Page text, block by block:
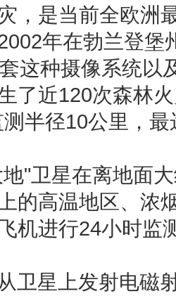
，是当前全欧洲
年在勃兰登
这种摄像系统以
了近120次森林
半径10公里，
"卫星在离地面
的高温地区、浓
机进行24小时监
卫星上发射电磁